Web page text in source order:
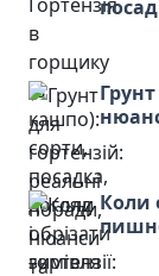
Коли